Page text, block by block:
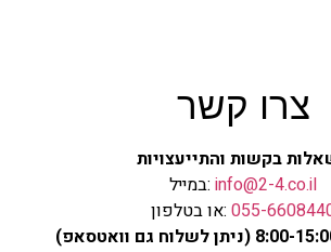
צרו קשר
בקשות והתייעצויות
info@2-4.co.il :במייל
055- :או בטלפון